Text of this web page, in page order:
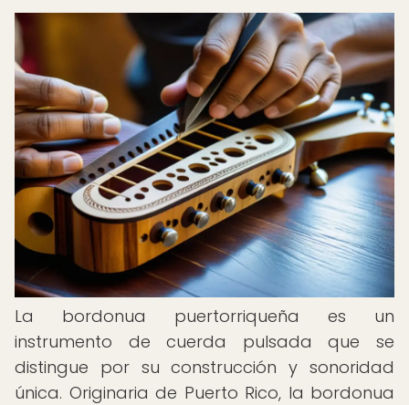
La bordonua puertorriqueña es un
instrumento de cuerda pulsada que se
distingue por su construcción y sonoridad
única. Originaria de Puerto Rico, la bordonua